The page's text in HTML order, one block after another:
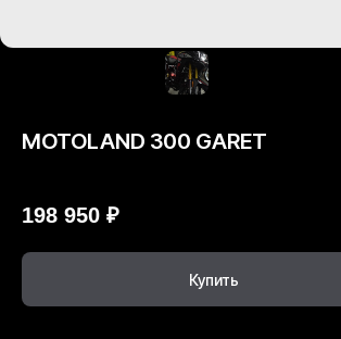
MOTOLAND 300 GARET
198 950 ₽
Купить